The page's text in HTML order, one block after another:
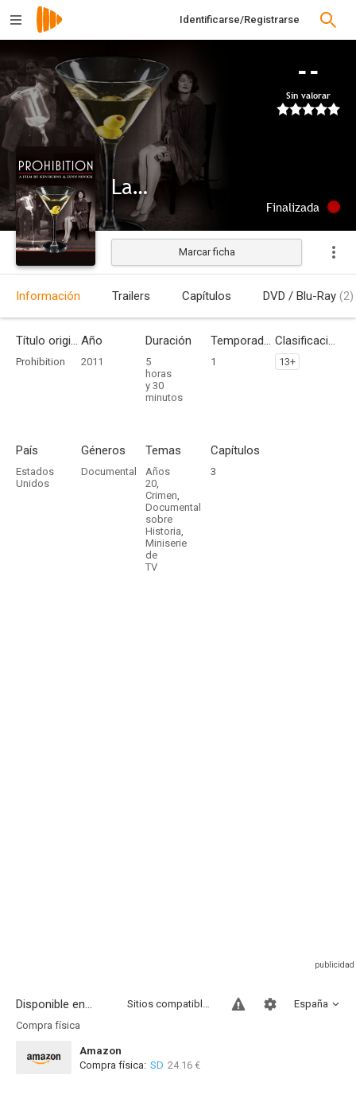
Identificarse/Registrarse
--
Sin valorar
La ley seca
Finalizada
Marcar ficha
Información Trailers Capítulos DVD / Blu-Ray (2)
Título original
Prohibition
Año
2011
Duración
5
horas
y 30
minutos
Temporadas
1
Clasificación por edades
13+
País
Estados
Unidos
Géneros
Documental
Temas
Años
20,
Crimen,
Documental
sobre
Historia,
Miniserie
de
TV
Capítulos
3
Disponible en... España
Sitios compatibles
Compra física
Amazon
Compra física: SD 24.16 €